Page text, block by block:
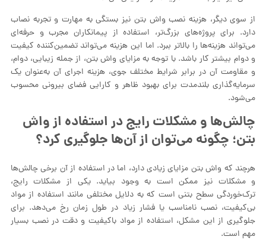
از سوی دیگر، هزینه نصب واش بتن نیز بستگی به مهارت و تجربه نصاب
دارد. برای پروژه‌های بزرگ‌تر، استفاده از پیمانکاران مجرب و حرفه‌ای
می‌تواند هزینه‌ها را بالاتر ببرد. اما این هزینه می‌تواند تضمین‌کننده کیفیت
و دوام بیشتر کار باشد. با توجه به مزایای واش بتن، از جمله زیبایی، دوام،
و مقاومت آن در برابر شرایط مختلف جوی، هزینه اجرای آن به‌عنوان یک
سرمایه‌گذاری بلندمدت برای بهبود ظاهر و کارایی فضای بیرونی محسوب
می‌شود.
چالش‌ها و مشکلات رایج در استفاده از واش
بتن؛ چگونه می‌توان از آن‌ها جلوگیری کرد؟
هرچند که واش بتن مزایای زیادی دارد، اما در استفاده از آن برخی چالش‌ها
و مشکلات نیز ممکن است به وجود بیاید. یکی از مشکلات رایج،
ترک‌خوردگی سطح بتنی است که به دلایل مختلفی مانند استفاده از مواد
بی‌کیفیت، نصب نامناسب یا فشار زیاد در طول زمان رخ می‌دهد. برای
جلوگیری از این مشکل، استفاده از مواد باکیفیت و دقت در نصب بسیار
مهم است.